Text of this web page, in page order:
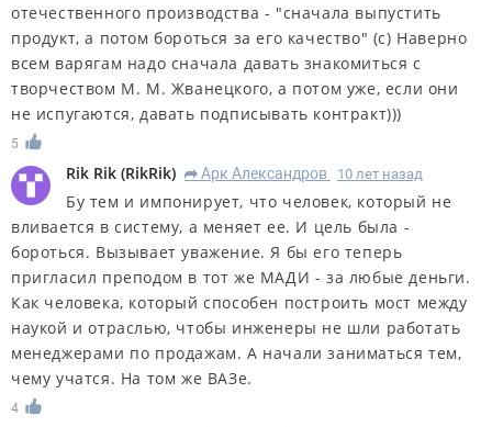
отечественного производства - "сначала выпустить
продукт, а потом бороться за его качество" (с) Наверно
всем варягам надо сначала давать знакомиться с
творчеством М. М. Жванецкого, а потом уже, если они
не испугаются, давать подписывать контракт)))
5
Rik Rik (RikRik) R Арк Александров 10 лет назад
Бу тем и импонирует, что человек, который не
вливается в систему, а меняет ее. И цель была -
бороться. Вызывает уважение. Я бы его теперь
пригласил преподом в тот же МАДИ - за любые деньги.
Как человека, который способен построить мост между
наукой и отраслью, чтобы инженеры не шли работать
менеджерами по продажам. А начали заниматься тем,
чему учатся. На том же ВАЗе.
4